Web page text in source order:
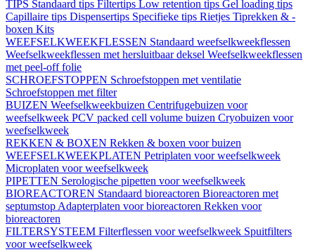
TIPS Standaard tips Filtertips Low retention tips Gel loading tips
Capillaire tips Dispensertips Specifieke tips Rietjes Tiprekken & -
boxen Kits
WEEFSELKWEEKFLESSEN Standaard weefselkweekflessen
Weefselkweekflessen met hersluitbaar deksel Weefselkweekflessen
met peel-off folie
SCHROEFSTOPPEN Schroefstoppen met ventilatie
Schroefstoppen met filter
BUIZEN Weefselkweekbuizen Centrifugebuizen voor
weefselkweek PCV packed cell volume buizen Cryobuizen voor
weefselkweek
REKKEN & BOXEN Rekken & boxen voor buizen
WEEFSELKWEEKPLATEN Petriplaten voor weefselkweek
Microplaten voor weefselkweek
PIPETTEN Serologische pipetten voor weefselkweek
BIOREACTOREN Standaard bioreactoren Bioreactoren met
septumstop Adapterplaten voor bioreactoren Rekken voor
bioreactoren
FILTERSYSTEEM Filterflessen voor weefselkweek Spuitfilters
voor weefselkweek